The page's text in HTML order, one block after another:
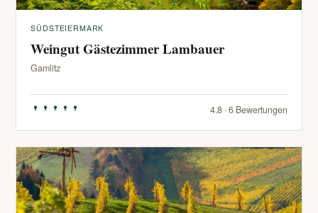
SÜDSTEIERMARK
Weingut Gästezimmer Lambauer
Gamlitz
4.8 · 6 Bewertungen